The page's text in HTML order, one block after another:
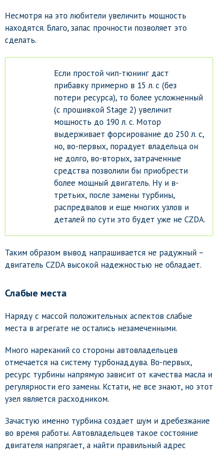
Несмотря на это любители увеличить мощность
находятся. Благо, запас прочности позволяет это
сделать.
Если простой чип-тюнинг даст
прибавку примерно в 15 л. с (без
потери ресурса), то более усложненный
(с прошивкой Stage 2) увеличит
мощность до 190 л. с. Мотор
выдерживает форсирование до 250 л. с,
но, во-первых, порадует владельца он
не долго, во-вторых, затраченные
средства позволили бы приобрести
более мощный двигатель. Ну и в-
третьих, после замены турбины,
распредвалов и еще многих узлов и
деталей по сути это будет уже не CZDA.
Таким образом вывод напрашивается не радужный –
двигатель CZDA высокой надежностью не обладает.
Слабые места
Наряду с массой положительных аспектов слабые
места в агрегате не остались незамеченными.
Много нареканий со стороны автовладельцев
отмечается на систему турбонаддува. Во-первых,
ресурс турбины напрямую зависит от качества масла и
регулярности его замены. Кстати, не все знают, но этот
узел является расходником.
Зачастую именно турбина создает шум и дребезжание
во время работы. Автовладельцев такое состояние
двигателя напрягает, а найти правильный адрес